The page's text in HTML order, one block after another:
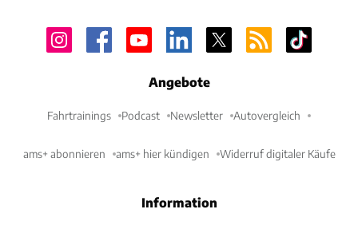
Angebote
Fahrtrainings Podcast Newsletter Autovergleich
ams+ abonnieren ams+ hier kündigen Widerruf digitaler Käufe
Information